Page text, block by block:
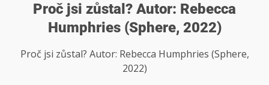
Proč jsi zůstal? Autor: Rebecca
Humphries (Sphere, 2022)
Proč jsi zůstal? Autor: Rebecca Humphries (Sphere,
2022)